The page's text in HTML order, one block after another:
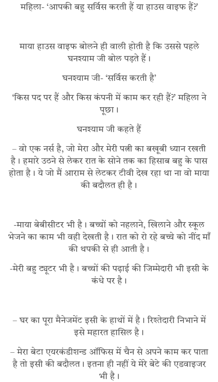
महिला- ‘आपकी बहु सर्विस करती हैं या हाउस वाइफ हैं?’
माया हाउस वाइफ बोलने ही वाली होती है कि उससे पहले
घनश्याम जी बोल पड़ते हैं।
घनश्याम जी- ‘सर्विस करती है’
‘किस पद पर हैं और किस कंपनी में काम कर रही हैं?’ महिला ने
पूछा।
घनश्याम जी कहते हैं
– वो एक नर्स है, जो मेरा और मेरी पत्नी का बखूबी ध्यान रखती
है। हमारे उठने से लेकर रात के सोने तक का हिसाब बहु के पास
होता है। ये जो मैं आराम से लेटकर टीवी देख रहा था ना वो माया
की बदौलत ही है।
-माया बेबीसीटर भी है। बच्चों को नहलाने, खिलाने और स्कूल
भेजने का काम भी वही देखती है। रात को रो रहे बच्चे को नींद माँ
की थपकी से ही आती है।
-मेरी बहु ट्यूटर भी है। बच्चों की पढ़ाई की जिम्मेदारी भी इसी के
कंधे पर है।
– घर का पूरा मैनेजमेंट इसी के हाथों में है। रिश्तेदारी निभाने में
इसे महारत हासिल है।
– मेरा बेटा एयरकंडीशन्ड ऑफिस में चैन से अपने काम कर पाता
है तो इसी की बदौलत। इतना ही नहीं ये मेरे बेटे की एडवाइजर
भी है।